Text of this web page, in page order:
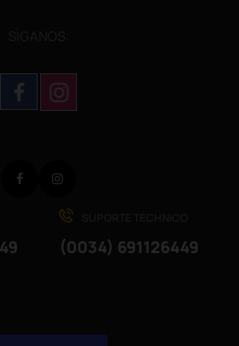
(0034) 691126449
Facebook